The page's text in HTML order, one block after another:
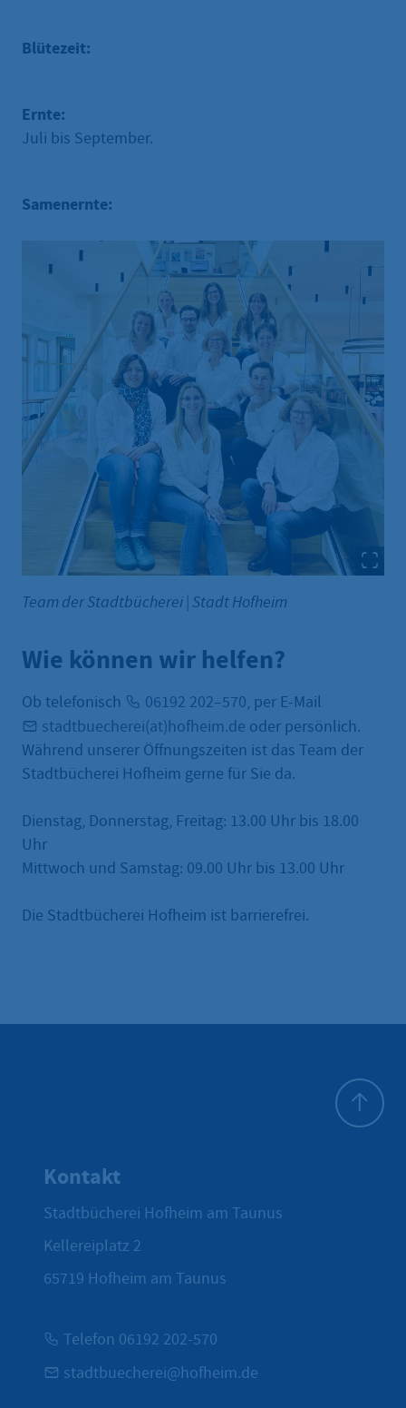
Blütezeit:
Ernte:
Juli bis September.
Samenernte:
Team der Stadtbücherei Stadt Hofheim
Wie können wir helfen?
Ob telefonisch 06192 202–570, per E-Mail
stadtbuecherei(at)hofheim.de oder persönlich.
Während unserer Öffnungszeiten ist das Team der
Stadtbücherei Hofheim gerne für Sie da.
Dienstag, Donnerstag, Freitag: 13.00 Uhr bis 18.00
Uhr
Mittwoch und Samstag: 09.00 Uhr bis 13.00 Uhr
Die Stadtbücherei Hofheim ist barrierefrei.
Kontakt
Stadtbücherei Hofheim am Taunus
Kellereiplatz 2
65719 Hofheim am Taunus
Telefon 06192 202-570
stadtbuecherei@hofheim.de